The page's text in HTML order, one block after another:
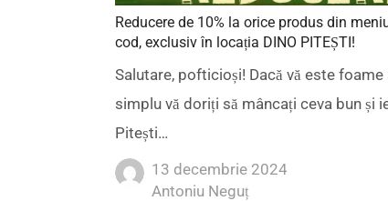
Reducere de 10% la orice produs din
cod, exclusiv în locația DINO PITEȘTI!
Salutare, pofticioși! Dacă vă este foame
simplu vă doriți să mâncați ceva bun și
Pitești…
13 decembrie 2024
Author
Antoniu Neguț